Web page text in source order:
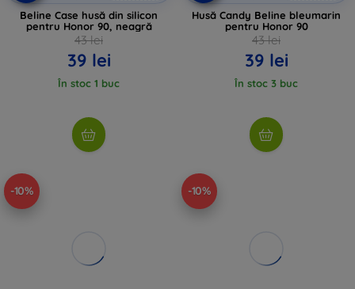
Beline Case husă din silicon
pentru Honor 90, neagră
43 lei
39 lei
În stoc 1 buc
Husă Candy Beline bleumarin
pentru Honor 90
43 lei
39 lei
În stoc 3 buc
-10% -10%